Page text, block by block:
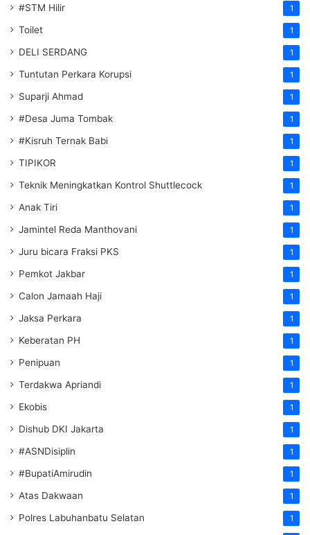
#STM Hilir 1
Toilet 1
DELI SERDANG 1
Tuntutan Perkara Korupsi 1
Suparji Ahmad 1
#Desa Juma Tombak 1
#Kisruh Ternak Babi 1
TIPIKOR 1
Teknik Meningkatkan Kontrol Shuttlecock 1
Anak Tiri 1
Jamintel Reda Manthovani 1
Juru bicara Fraksi PKS 1
Pemkot Jakbar 1
Calon Jamaah Haji 1
Jaksa Perkara 1
Keberatan PH 1
Penipuan 1
Terdakwa Apriandi 1
Ekobis 1
Dishub DKI Jakarta 1
#ASNDisiplin 1
#BupatiAmirudin 1
Atas Dakwaan 1
Polres Labuhanbatu Selatan 1